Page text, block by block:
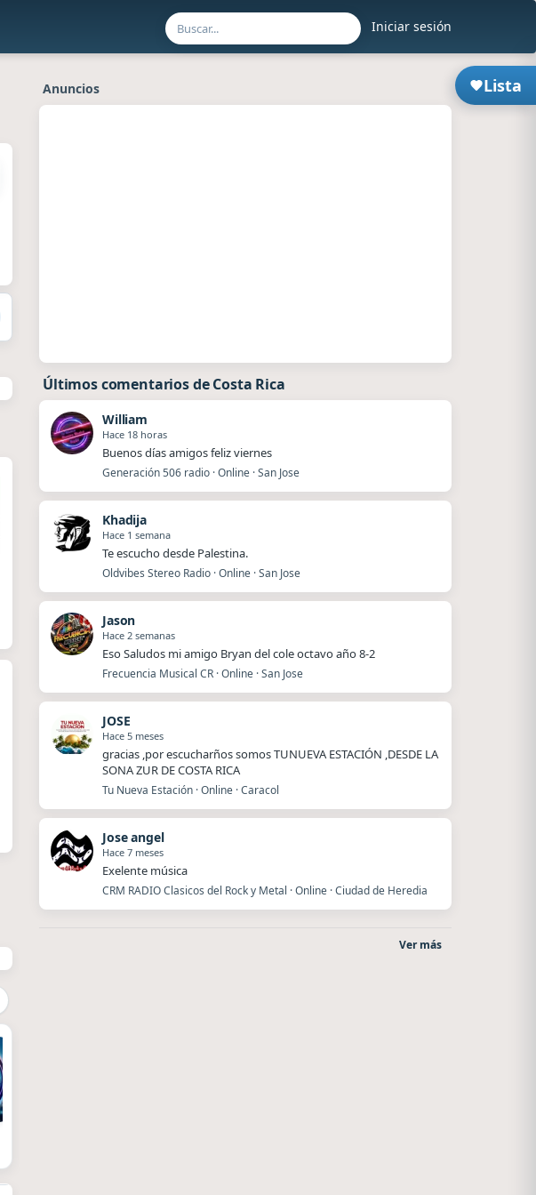
Iniciar sesión
Lista
Anuncios
Últimos comentarios de Costa Rica
William
Hace 18 horas
Buenos días amigos feliz viernes
Generación 506 radio · Online · San Jose
Khadija
Hace 1 semana
Te escucho desde Palestina.
Oldvibes Stereo Radio · Online · San Jose
Jason
Hace 2 semanas
Eso Saludos mi amigo Bryan del cole octavo año 8-2
Frecuencia Musical CR · Online · San Jose
JOSE
Hace 5 meses
gracias ,por escucharños somos TUNUEVA ESTACIÓN ,DESDE LA
SONA ZUR DE COSTA RICA
Tu Nueva Estación · Online · Caracol
Jose angel
Hace 7 meses
Exelente música
CRM RADIO Clasicos del Rock y Metal · Online · Ciudad de Heredia
Ver más